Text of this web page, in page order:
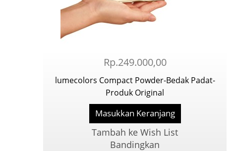
Rp.249.000,00
lumecolors Compact Powder-Bedak Padat-
Produk Original
Masukkan Keranjang
Tambah ke Wish List
Bandingkan